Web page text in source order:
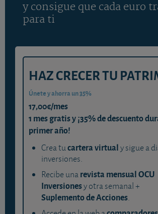
y consigue que cada euro
para ti
HAZ CRECER TU
Únete y ahorra un 35%
17,00€/mes
1 mes gratis y ¡35% de descuento
primer año!
Crea tucartera virtualy sigue a
inversiones.
Recibe unarevista mensual OCU
Inversionesy otra semanal +
Suplemento de Acciones.